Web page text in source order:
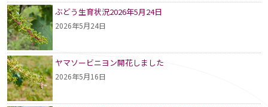
ぶどう生育状況2026年5月24日
2026年5月24日
ヤマソービニヨン開花しました
2026年5月16日